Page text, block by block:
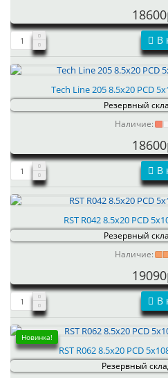
В
Tech Line 205 8.5x20 PCD
Резервный
Наличие:
В
RST R042 8.5x20 PCD
Резервный
Наличие:
В
Новинка!
RST R062 8.5x20 PCD
Резервный